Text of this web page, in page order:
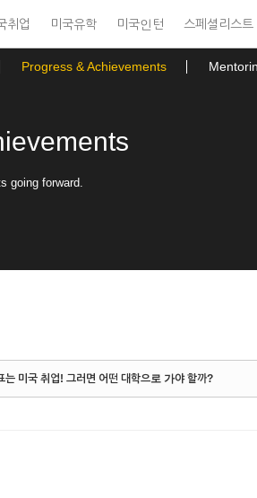
취업 미국유학 미국인턴 스페셜리스트
Progress & Achievements
going forward.
미국 취업! 그러면 어떤 대학으로 가야 할까?